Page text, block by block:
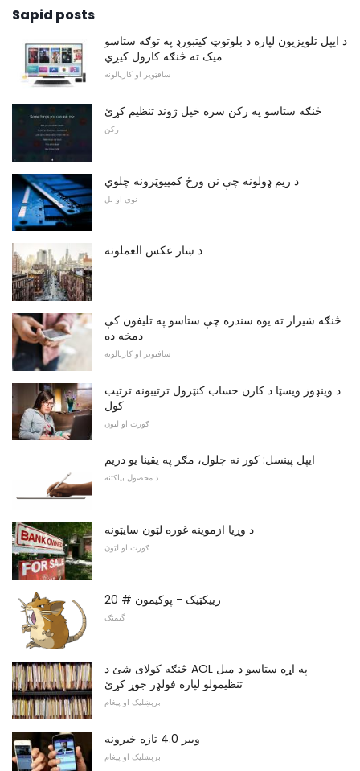
Sapid posts
د ایپل تلویزیون لپاره د بلوتوټ کیتبورډ په توګه ستاسو
میک ته څنګه کارول کیږي
سافټویر او کاریالونه
څنګه ستاسو په رکن سره خپل ژوند تنظیم کړئ
رکن
د ریم ډولونه چې نن ورځ کمپیوټرونه چلوي
نوی او بل
د ښار عکس العملونه
څنګه شیراز ته یوه سندره چې ستاسو په تلیفون کې
دمخه ده
سافټویر او کاریالونه
د وینډوز ویسټا د کارن حساب کنټرول ترتیبونه ترتیب
کول
ګورت او لټون
ایپل پینسل: کور نه چلول، مګر په یقینا یو دریم
د محصول بیاکتنه
د وړیا ازموینه غوره لټون سایټونه
ګورت او لټون
رییکټیک - پوکیمون # 20
گیمنګ
څنګه کولای شئ د AOL په اړه ستاسو د میل
تنظیمولو لپاره فولډر جوړ کړئ
برېښلیک او پیغام
ویبر 4.0 تازه خبرونه
برېښلیک او پیغام